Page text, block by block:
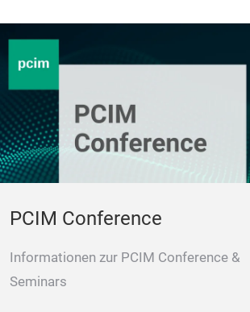
PCIM Conference
Informationen zur PCIM Conference &
Seminars